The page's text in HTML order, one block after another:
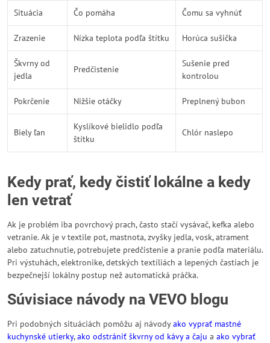
Situácia Čo pomáha Čomu sa vyhnúť
Zrazenie Nízka teplota podľa štítku Horúca sušička
Škvrny od
jedla
Predčistenie
Sušenie pred
kontrolou
Pokrčenie Nižšie otáčky Preplnený bubon
Biely ľan
Kyslíkové bielidlo podľa
štítku
Chlór naslepo
Kedy prať, kedy čistiť lokálne a kedy
len vetrať
Ak je problém iba povrchový prach, často stačí vysávač, kefka alebo
vetranie. Ak je v textile pot, mastnota, zvyšky jedla, vosk, atrament
alebo zatuchnutie, potrebujete predčistenie a pranie podľa materiálu.
Pri výstuhách, elektronike, detských textíliách a lepených častiach je
bezpečnejší lokálny postup než automatická práčka.
Súvisiace návody na VEVO blogu
Pri podobných situáciách pomôžu aj návodyako vyprať mastné
kuchynské utierky,ako odstrániť škvrny od kávy a čaju a ako vybrať